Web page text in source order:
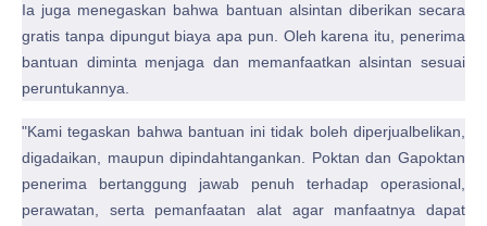
Ia juga menegaskan bahwa bantuan alsintan diberikan secara
gratis tanpa dipungut biaya apa pun. Oleh karena itu, penerima
bantuan diminta menjaga dan memanfaatkan alsintan sesuai
peruntukannya.
"Kami tegaskan bahwa bantuan ini tidak boleh diperjualbelikan,
digadaikan, maupun dipindahtangankan. Poktan dan Gapoktan
penerima bertanggung jawab penuh terhadap operasional,
perawatan, serta pemanfaatan alat agar manfaatnya dapat